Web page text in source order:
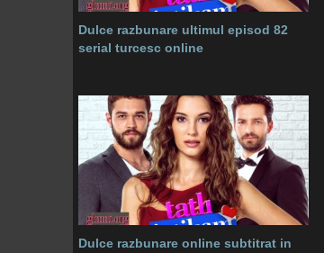
Dulce razbunare ultimul episod 82
serial turcesc online
Dulce razbunare online subtitrat in